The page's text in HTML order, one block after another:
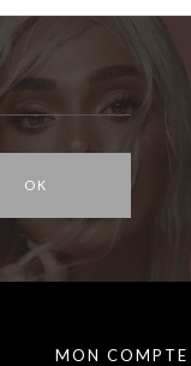
OK
MON COMPTE